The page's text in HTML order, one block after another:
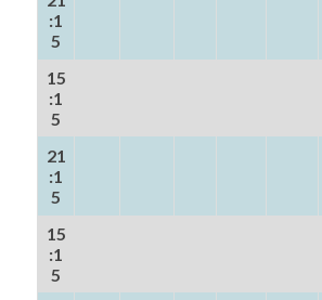
:1
5
15
:1
5
21
:1
5
15
:1
5